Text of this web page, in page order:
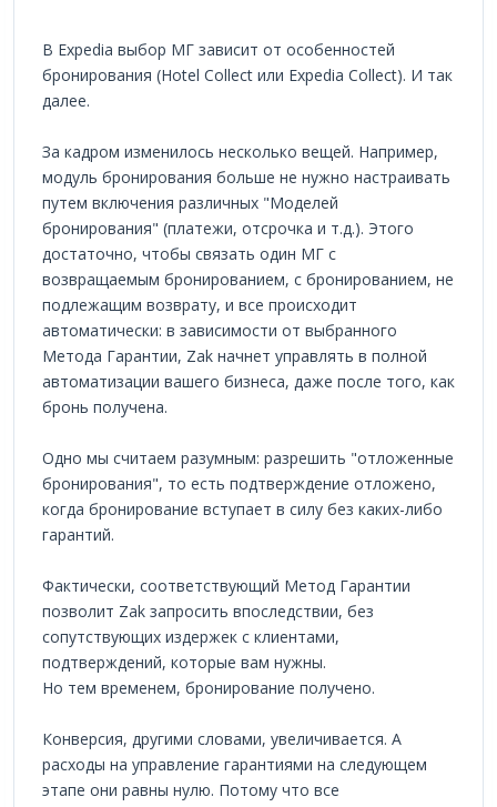
В Expedia выбор МГ зависит от особенностей
бронирования (Hotel Collect или Expedia Collect). И так
далее.
За кадром изменилось несколько вещей. Например,
модуль бронирования больше не нужно настраивать
путем включения различных "Моделей
бронирования" (платежи, отсрочка и т.д.). Этого
достаточно, чтобы связать один МГ с
возвращаемым бронированием, с бронированием, не
подлежащим возврату, и все происходит
автоматически: в зависимости от выбранного
Метода Гарантии, Zak начнет управлять в полной
автоматизации вашего бизнеса, даже после того, как
бронь получена.
Одно мы считаем разумным: разрешить "отложенные
бронирования", то есть подтверждение отложено,
когда бронирование вступает в силу без каких-либо
гарантий.
Фактически, соответствующий Метод Гарантии
позволит Zak запросить впоследствии, без
сопутствующих издержек с клиентами,
подтверждений, которые вам нужны.
Но тем временем, бронирование получено.
Конверсия, другими словами, увеличивается. А
расходы на управление гарантиями на следующем
этапе они равны нулю. Потому что все